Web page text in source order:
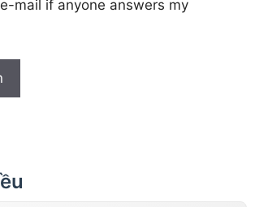
mail if anyone answers my